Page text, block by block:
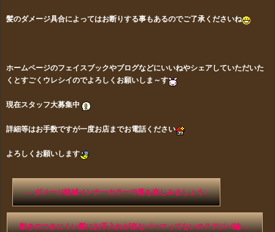
髪のダメージ具合によってはお断りする事もあるのでご了承くださいね
ホームページのフェイスブックやブログなどにいいねやシェアしていただいた
くとすごくウレシイのでよろしくお願いしま～す
現在スタッフ大募集中
詳細等はお手数ですが一度お店までお電話ください
よろしくお願いします
←ダメージ軽減インナーカラーで夏を楽しみましょう♪
動きのつきにくい髪にお手入れが楽なパーマってないの？デジパ編→